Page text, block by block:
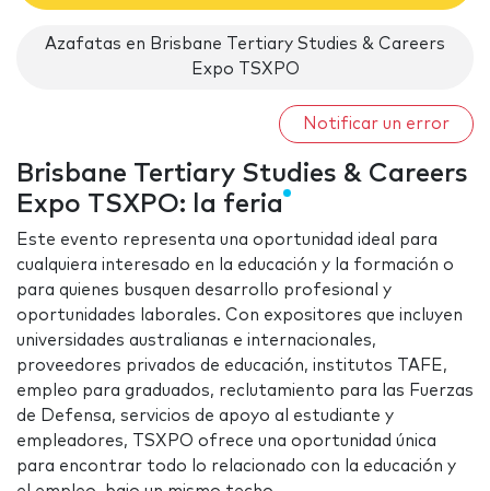
Azafatas en Brisbane Tertiary Studies & Careers
Expo TSXPO
Notificar un error
Brisbane Tertiary Studies & Careers
Expo TSXPO: la feria
Este evento representa una oportunidad ideal para
cualquiera interesado en la educación y la formación o
para quienes busquen desarrollo profesional y
oportunidades laborales. Con expositores que incluyen
universidades australianas e internacionales,
proveedores privados de educación, institutos TAFE,
empleo para graduados, reclutamiento para las Fuerzas
de Defensa, servicios de apoyo al estudiante y
empleadores, TSXPO ofrece una oportunidad única
para encontrar todo lo relacionado con la educación y